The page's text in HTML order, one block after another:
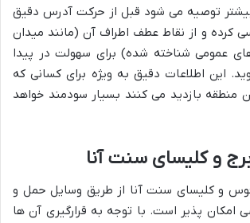
بیشتر توصیه می شود قبل از حرکت آدرس دقیق
کرده و از نقاط عطف اطراف آن (مانند میدان
عمومی شناخته شده) برای سهولت در پیدا
این اطلاعات دقیق به ویژه برای کسانی که
منطقه بازدید می کنند بسیار سودمند خواهد
و کلیسای سنت آنا
و کلیسای سنت آنا از طریق وسایل حمل و
پذیر است. با توجه به قرارگیری آن ها